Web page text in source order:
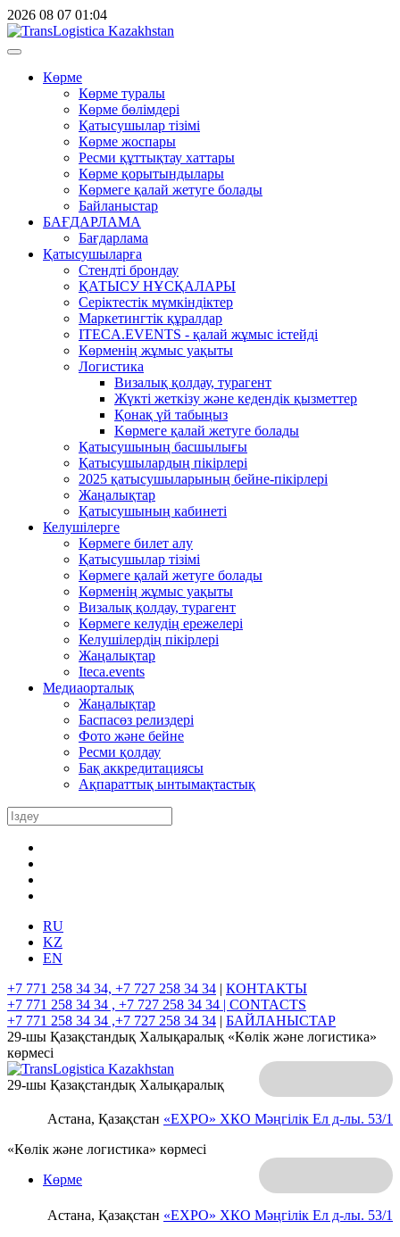
2026 08 07 01:04
Көрме
Көрме туралы
Көрме бөлімдері
Қатысушылар тізімі
Көрме жоспары
Ресми құттықтау хаттары
Көрме қорытындылары
Көрмеге қалай жетуге болады
Байланыстар
БАҒДАРЛАМА
Бағдарлама
Қатысушыларға
Стендті брондау
ҚАТЫСУ НҰСҚАЛАРЫ
Серіктестік мүмкіндіктер
Маркетингтік құралдар
ITECA.EVENTS - қалай жұмыс істейді
Көрменің жұмыс уақыты
Логистика
Визалық қолдау, турагент
Жүкті жеткізу және кедендік қызметтер
Қонақ үй табыңыз
Kөрмеге қалай жетуге болады
Қатысушының басшылығы
Қатысушылардың пікірлері
2025 қатысушыларының бейне-пікірлері
Жаңалықтар
Қатысушының кабинеті
Келушілерге
Көрмеге билет алу
Қатысушылар тізімі
Көрмеге қалай жетуге болады
Көрменің жұмыс уақыты
Визалық қолдау, турагент
Көрмеге келудің ережелері
Келушілердің пікірлері
Жаңалықтар
Iteca.events
Медиаорталық
Жаңалықтар
Баспасөз релиздері
Фото және бейне
Ресми қолдау
Бақ аккредитациясы
Ақпараттық ынтымақтастық
RU
KZ
EN
+7 771 258 34 34, +7 727 258 34 34 | КОНТАКТЫ
+7 771 258 34 34 , +7 727 258 34 34 | CONTACTS
+7 771 258 34 34 ,+7 727 258 34 34 | БАЙЛАНЫСТАР
29-шы Қазақстандық Халықаралық «Көлік және логистика»
көрмесі
Астана, Қазақстан «EXPO» ХКО Мәңгілік Ел д-лы. 53/1
29-шы Қазақстандық Халықаралық
«Көлік және логистика» көрмесі
Астана, Қазақстан «EXPO» ХКО Мәңгілік Ел д-лы. 53/1
Көрме